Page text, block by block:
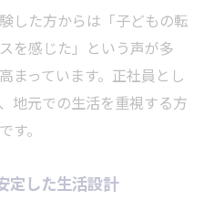
した方からは「子どもの転
を感じた」という声が多
まっています。正社員とし
地元での生活を重視する方
。
定した生活設計